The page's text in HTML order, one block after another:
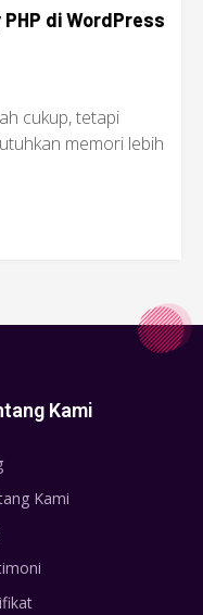
di WordPress
cukup, tetapi
memori lebih
Kami
Kami